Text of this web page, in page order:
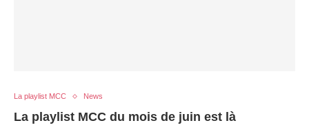
La playlist MCC News
La playlist MCC du mois de juin est là